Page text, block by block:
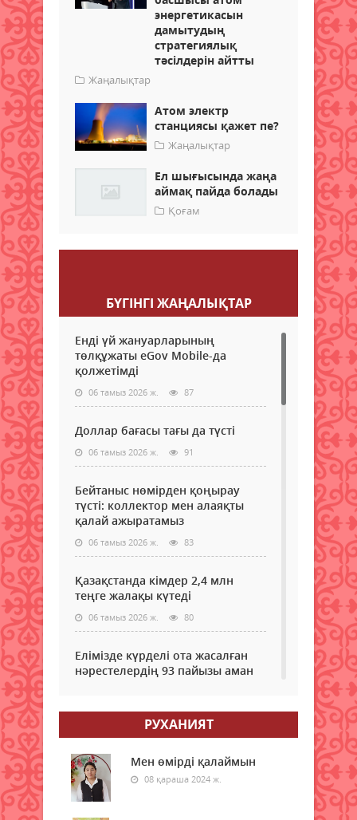
энергетикасын
дамытудың
стратегиялық
тәсілдерін айтты
Жаңалықтар
Атом электр
станциясы қажет пе?
Жаңалықтар
Ел шығысында жаңа
аймақ пайда болады
Қоғам
БҮГІНГI ЖАҢАЛЫҚТАР
Енді үй жануарларының
төлқұжаты eGov Mobile-да
қолжетімді
06 тамыз 2026 ж. 87
Доллар бағасы тағы да түсті
06 тамыз 2026 ж. 91
Бейтаныс нөмірден қоңырау
түсті: коллектор мен алаяқты
қалай ажыратамыз
06 тамыз 2026 ж. 83
Қазақстанда кімдер 2,4 млн
теңге жалақы күтеді
06 тамыз 2026 ж. 80
Елімізде күрделі ота жасалған
нәрестелердің 93 пайызы аман
ЖОО-ға қабылдауда ескеріледі
06 тамыз 2026 ж. 80
РУХАНИЯТ
Мен өмірді қалаймын
08 қараша 2024 ж.